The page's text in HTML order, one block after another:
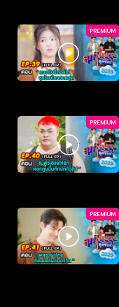
PREMIUM
PREMIUM
PREMIUM